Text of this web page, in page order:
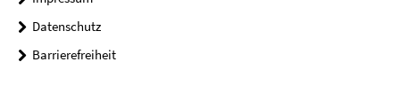
Datenschutz
Barrierefreiheit